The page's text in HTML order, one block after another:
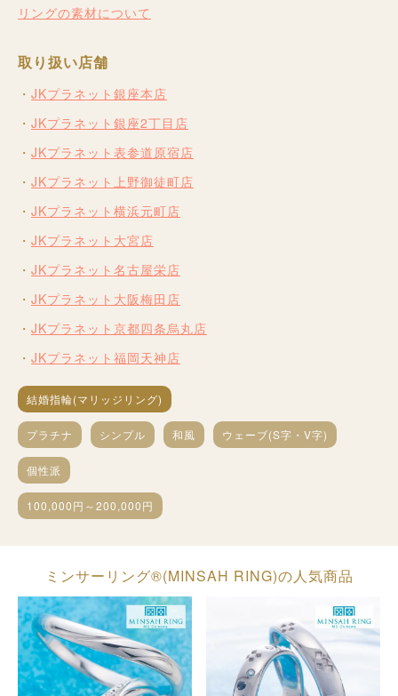
リングの素材について
取り扱い店舗
JKプラネット銀座本店
JKプラネット銀座2丁目店
JKプラネット表参道原宿店
JKプラネット上野御徒町店
JKプラネット横浜元町店
JKプラネット大宮店
JKプラネット名古屋栄店
JKプラネット大阪梅田店
JKプラネット京都四条烏丸店
JKプラネット福岡天神店
結婚指輪(マリッジリング)
プラチナ シンプル 和風 ウェーブ(S字・V字)
個性派
100,000円～200,000円
ミンサーリング®︎(MINSAH RING)の人気商品